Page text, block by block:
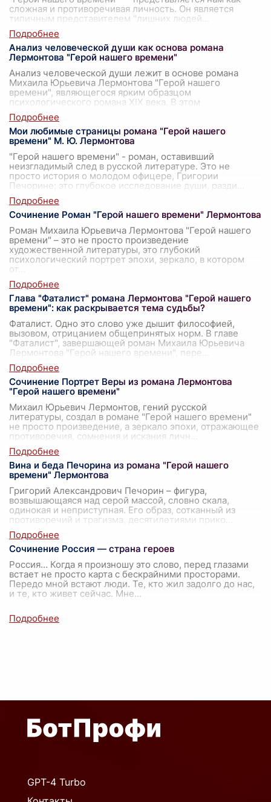
сложная и противоречивая личность. Он является
типичным представителем "лишних людей
Анализ человеческой души как основа романа
Лермонтова "Герой нашего времени"
Анализ человеческой души лежит в основе романа
Михаила Юрьевича Лермонтова "Герой нашего
времени", являющегося ярким образцом
психологического романа XIX века. В этом
произведении
Мои любимые страницы романа "Герой нашего
времени" М. Ю. Лермонтова
"Герой нашего времени" - роман, оставивший
неизгладимый след в русской литературе. Это не
просто история о молодом офицере, Григории
Печорине; это глубокое исследование души, разди
Сочинение Роман "Герой нашего времени" Лермонтова
Роман Михаила Юрьевича Лермонтова "Герой нашего
времени" – это не просто произведение
художественной литературы, это глубокий
психологический портрет эпохи, зеркало, в котором
от
Глава "Фаталист" романа Лермонтова "Герой нашего
времени": как раскрывается тема судьбы?
Фаталист. Одно это слово уже дышит философией,
вызовом, отрицанием общепринятых норм. В главе
"Фаталист", завершающей роман Михаила Юрьевича
Лермонтова "Герой нашего времени", пере
Сочинение Портрет Веры из романа Лермонтова
"Герой нашего времени"
Михаил Юрьевич Лермонтов, гений русской
литературы, создал в романе "Герой нашего времени"
не просто произведение, а зеркало эпохи, отражающее
противоречия, сомнения и искания личн
Вина и беда Печорина из романа "Герой нашего
времени" Лермонтова
Григорий Александрович Печорин – фигура,
возвышающаяся над серой массой, словно скала,
одинокая и неприступная. Его образ, сотканный из
противоречий и трагизма, десятилетиями прико
Сочинение Россия — страна героев
Россия… Когда я произношу это слово, перед глазами
встает не просто карта с бескрайними просторами.
Передо мной встают люди. Те, кто жил задолго до нас,
и те, кто живет сейчас. Мне...
GPT-4 Turbo